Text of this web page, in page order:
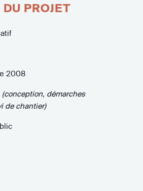
PROJET
2008
(conception, démarches
de chantier)